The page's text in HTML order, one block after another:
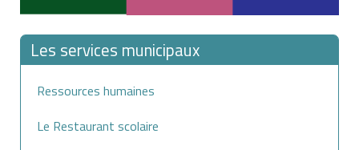
Les services municipaux
Ressources humaines
Le Restaurant scolaire